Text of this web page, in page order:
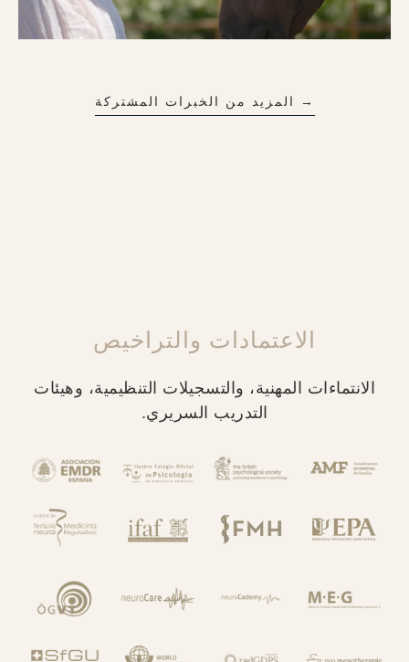
→ المزيد من الخبرات المشتركة
الاعتمادات والتراخيص
الانتماءات المهنية، والتسجيلات التنظيمية، وهيئات
التدريب السريري.